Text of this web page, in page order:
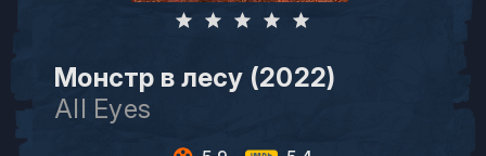
Монстр в лесу (2022)
All Eyes